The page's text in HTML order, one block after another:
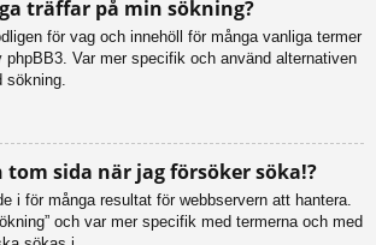
träffar på min sökning?
för vag och innehöll för många vanliga termer
Var mer specifik och använd alternativen
tom sida när jag försöker söka!?
i för många resultat för webbservern att hantera.
och var mer specifik med termerna och med